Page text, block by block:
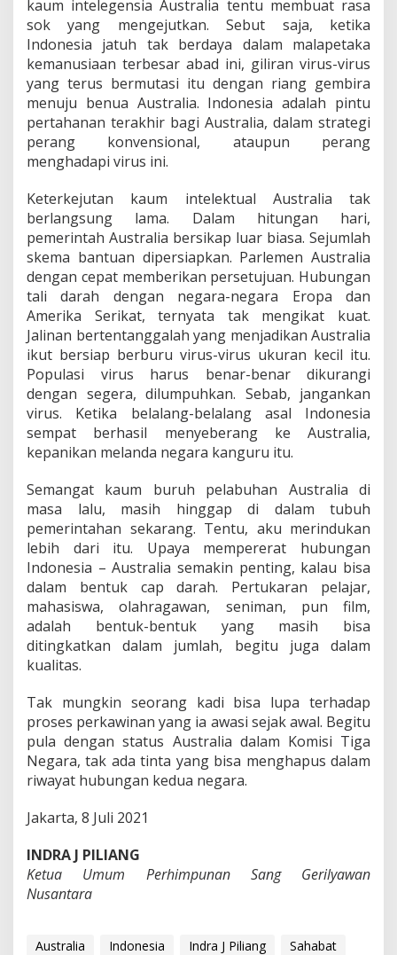
kaum intelegensia Australia tentu membuat rasa
sok yang mengejutkan. Sebut saja, ketika
Indonesia jatuh tak berdaya dalam malapetaka
kemanusiaan terbesar abad ini, giliran virus-virus
yang terus bermutasi itu dengan riang gembira
menuju benua Australia. Indonesia adalah pintu
pertahanan terakhir bagi Australia, dalam strategi
perang konvensional, ataupun perang
menghadapi virus ini.
Keterkejutan kaum intelektual Australia tak
berlangsung lama. Dalam hitungan hari,
pemerintah Australia bersikap luar biasa. Sejumlah
skema bantuan dipersiapkan. Parlemen Australia
dengan cepat memberikan persetujuan. Hubungan
tali darah dengan negara-negara Eropa dan
Amerika Serikat, ternyata tak mengikat kuat.
Jalinan bertentanggalah yang menjadikan Australia
ikut bersiap berburu virus-virus ukuran kecil itu.
Populasi virus harus benar-benar dikurangi
dengan segera, dilumpuhkan. Sebab, jangankan
virus. Ketika belalang-belalang asal Indonesia
sempat berhasil menyeberang ke Australia,
kepanikan melanda negara kanguru itu.
Semangat kaum buruh pelabuhan Australia di
masa lalu, masih hinggap di dalam tubuh
pemerintahan sekarang. Tentu, aku merindukan
lebih dari itu. Upaya mempererat hubungan
Indonesia – Australia semakin penting, kalau bisa
dalam bentuk cap darah. Pertukaran pelajar,
mahasiswa, olahragawan, seniman, pun film,
adalah bentuk-bentuk yang masih bisa
ditingkatkan dalam jumlah, begitu juga dalam
kualitas.
Tak mungkin seorang kadi bisa lupa terhadap
proses perkawinan yang ia awasi sejak awal. Begitu
pula dengan status Australia dalam Komisi Tiga
Negara, tak ada tinta yang bisa menghapus dalam
riwayat hubungan kedua negara.
Jakarta, 8 Juli 2021
INDRA J PILIANG
Ketua Umum Perhimpunan Sang Gerilyawan
Nusantara
Australia Indonesia Indra J Piliang Sahabat